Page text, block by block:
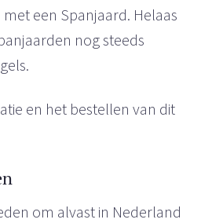
een Spanjaard. Helaas
nog steeds
en het bestellen van dit
om alvast in Nederland